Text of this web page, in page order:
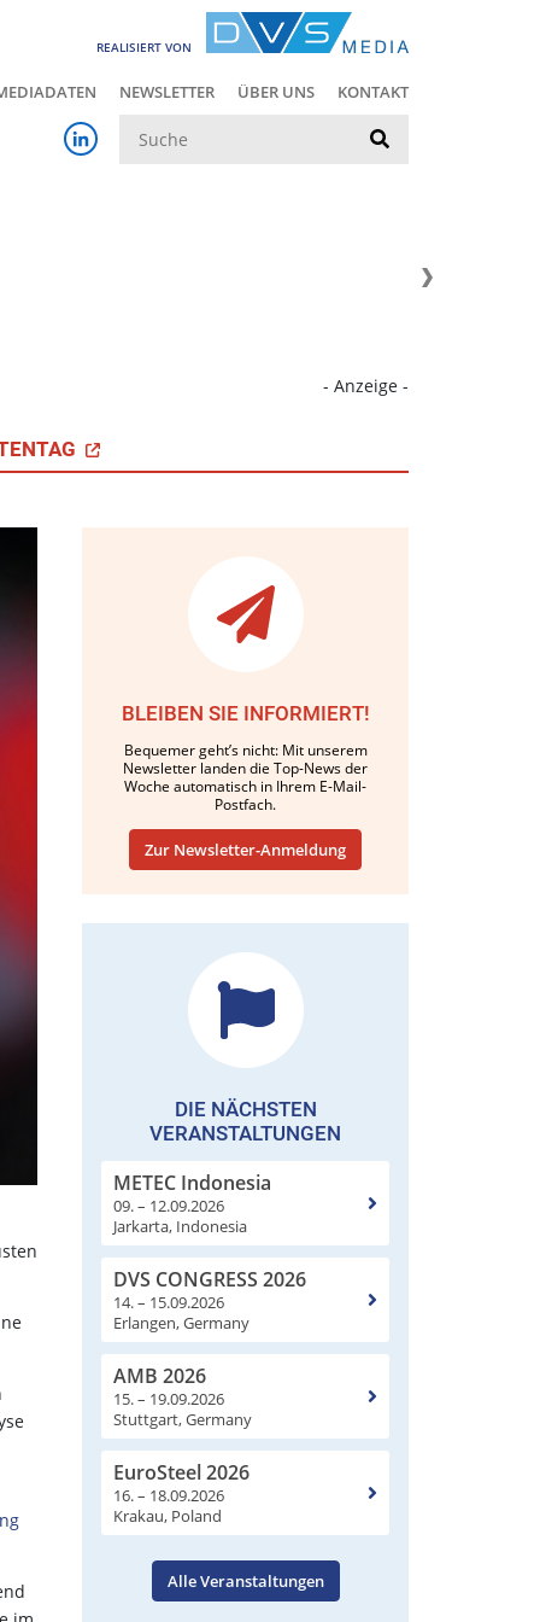
REALISIERT VON
NEWSLETTER ÜBER UNS KONTAKT
- Anzeige -
BLEIBEN SIE INFORMIERT!
Bequemer geht’s nicht: Mit unserem
Newsletter landen die Top-News der
Woche automatisch in Ihrem E-Mail-
Postfach.
Zur Newsletter-Anmeldung
DIE NÄCHSTEN
VERANSTALTUNGEN
METEC Indonesia
09. – 12.09.2026
Jarkarta, Indonesia
DVS CONGRESS 2026
14. – 15.09.2026
Erlangen, Germany
AMB 2026
15. – 19.09.2026
Stuttgart, Germany
EuroSteel 2026
16. – 18.09.2026
Krakau, Poland
Alle Veranstaltungen